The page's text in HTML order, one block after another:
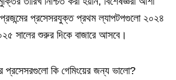
প্রসেসরযুক্ত প্রথম ল্যাপটপগুলো ২০২৪
সালের শুরুর দিকে বাজারে আসবে।
প্রসেসরগুলো কি গেমিংয়ের জন্য ভালো?